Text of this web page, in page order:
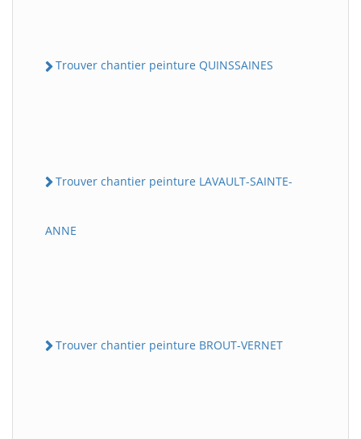
Trouver chantier peinture QUINSSAINES
Trouver chantier peinture LAVAULT-SAINTE-
ANNE
Trouver chantier peinture BROUT-VERNET